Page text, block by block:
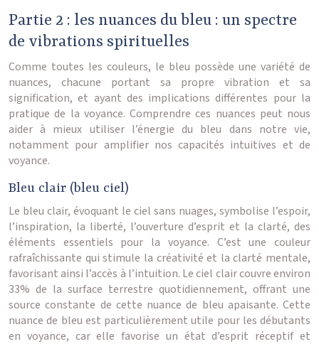
Partie 2 : les nuances du bleu : un spectre
de vibrations spirituelles
Comme toutes les couleurs, le bleu possède une variété de
nuances, chacune portant sa propre vibration et sa
signification, et ayant des implications différentes pour la
pratique de la voyance. Comprendre ces nuances peut nous
aider à mieux utiliser l’énergie du bleu dans notre vie,
notamment pour amplifier nos capacités intuitives et de
voyance.
Bleu clair (bleu ciel)
Le bleu clair, évoquant le ciel sans nuages, symbolise l’espoir,
l’inspiration, la liberté, l’ouverture d’esprit et la clarté, des
éléments essentiels pour la voyance. C’est une couleur
rafraîchissante qui stimule la créativité et la clarté mentale,
favorisant ainsi l’accès à l’intuition. Le ciel clair couvre environ
33% de la surface terrestre quotidiennement, offrant une
source constante de cette nuance de bleu apaisante. Cette
nuance de bleu est particulièrement utile pour les débutants
en voyance, car elle favorise un état d’esprit réceptif et